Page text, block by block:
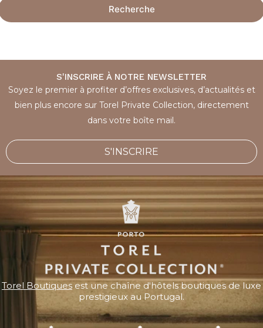
Recherche
S'INSCRIRE À NOTRE NEWSLETTER
Soyez le premier à profiter d’offres exclusives, d’actualités et
bien plus encore sur Torel Private Collection, directement
dans votre boîte mail.
S'INSCRIRE
Torel Boutiques est une chaîne d'hôtels boutiques de luxe
prestigieux au Portugal.